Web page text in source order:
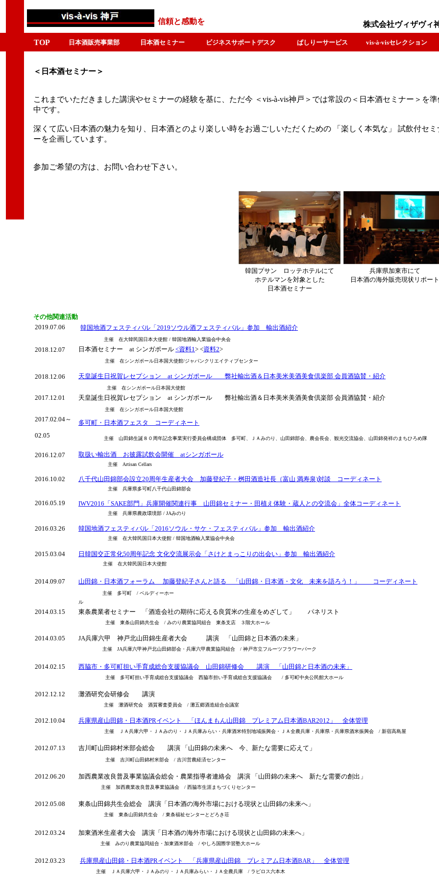
＜日本酒セミナー＞
これまでいただきました講演やセミナーの経験を基に、ただ今 ＜vis-à-vis神戸＞ では常設の＜日本酒セミナー＞を準
中です。
深くて広い日本酒の魅力を知り、日本酒とのより楽しい時をお過ごしいただくための 「楽しく本気な」 試飲付セミ
ーを企画しています。
参加ご希望の方は、お問い合わせ下さい。
韓国プサン ロッテホテルにて
ホテルマンを対象とした
日本酒セミナー
兵庫県加東市にて
日本酒の海外販売現状リポート
その他関連活動
2019.07.06
韓国地酒フェスティバル「2019ソウル酒フェスティバル」参加 輸出酒紹介
主催 在大韓民国日本大使館 / 韓国地酒輸入業協会中央会
2018.12.07 日本酒セミナー at シンガポール <資料1> <資料2>
主催 在シンガポール日本国大使館/ジャパンクリエイティブセンター
2018.12.06 天皇誕生日祝賀レセプション at シンガポール 弊社輸出酒＆日本美米美酒美食倶楽部 会員酒協賛・紹介
主催 在シンガポール日本国大使館
2017.12.01 天皇誕生日祝賀レセプション at シンガポール 弊社輸出酒＆日本美米美酒美食倶楽部 会員酒協賛・紹介
主催 在シンガポール日本国大使館
2017.02.04～
02.05
多可町・日本酒フェスタ コーディネート
主催 山田錦生誕８０周年記念事業実行委員会構成団体 多可町、ＪＡみのり、山田錦部会、農会長会、観光交流協会、山田錦発祥のまちひろめ隊
2016.12.07 取扱い輸出酒 お披露試飲会開催 atシンガポール
主催 Artisan Cellars
2016.10.02 八千代山田錦部会設立20周年生産者大会 加藤登紀子・桝田酒造社長（富山 満寿泉)対談 コーディネート
主催 兵庫県多可町八千代山田錦部会
2016.05.19 IWV2016「SAKE部門」兵庫開催関連行事 山田錦セミナー・田植え体験・蔵人との交流会」全体コーディネート
主催 兵庫県農政環境部 / JAみのり
2016.03.26 韓国地酒フェスティバル「2016ソウル・サケ・フェスティバル」参加 輸出酒紹介
主催 在大韓民国日本大使館 / 韓国地酒輸入業協会中央会
2015.03.04 日韓国交正常化50周年記念 文化交流展示会「さけとまっこりの出会い」参加 輸出酒紹介
主催 在大韓民国日本大使館
2014.09.07 山田錦・日本酒フォーラム 加藤登紀子さんと語る 「山田錦・日本酒・文化 未来を語ろう！」 コーディネート
主催 多可町 / ベルディーホー
ル
2014.03.15 東条農業者セミナー 「酒造会社の期待に応える良質米の生産をめざして」 パネリスト
主催 東条山田錦共生会 / みのり農業協同組合 東条支店 ３階大ホール
2014.03.05 JA兵庫六甲 神戸北山田錦生産者大会 講演 「山田錦と日本酒の未来」
主催 JA兵庫六甲神戸北山田錦部会・兵庫六甲農業協同組合 / 神戸市立フルーツフラワーパーク
2014.02.15 西脇市・多可町担い手育成総合支援協議会 山田錦研修会 講演 「山田錦と日本酒の未来」
主催 多可町担い手育成総合支援協議会 西脇市担い手育成総合支援協議会 / 多可町中央公民館大ホール
2012.12.12 灘酒研究会研修会 講演
主催 灘酒研究会 酒質審査委員会 / 灘五郷酒造組合会議室
2012.10.04 兵庫県産山田錦・日本酒PRイベント 「ほんまもん山田錦 プレミアム日本酒BAR2012」 全体管理
主催 ＪＡ兵庫六甲・ＪＡみのり・ＪＡ兵庫みらい・兵庫酒米特別地域振興会・ＪＡ全農兵庫・兵庫県・兵庫県酒米振興会 / 新宿高島屋
2012.07.13 吉川町山田錦村米部会総会 講演 「山田錦の未来へ 今、新たな需要に応えて」
主催 吉川町山田錦村米部会 / 吉川営農経済センター
2012.06.20 加西農業改良普及事業協議会総会・農業指導者連絡会 講演 「山田錦の未来へ 新たな需要の創出」
主催 加西農業改良普及事業協議会 / 西脇市生涯まちづくりセンター
2012.05.08 東条山田錦共生会総会 講演「日本酒の海外市場における現状と山田錦の未来へ」
主催 東条山田錦共生会 / 東条福祉センターとどろき荘
2012.03.24 加東酒米生産者大会 講演「日本酒の海外市場における現状と山田錦の未来へ」
主催 みのり農業協同組合・加東酒米部会 / やしろ国際学習塾大ホール
2012.03.23 兵庫県産山田錦・日本酒PRイベント 「兵庫県産山田錦 プレミアム日本酒BAR」 全体管理
主催 ＪＡ兵庫六甲・ＪＡみのり・ＪＡ兵庫みらい・ＪＡ全農兵庫 / ラピロス六本木
信頼と感動を 株式会社ヴィザヴィ
TOP 日本酒販売事業部 日本酒セミナー ビジネスサポートデスク ぱしりーサービス vis-à-visセレクション